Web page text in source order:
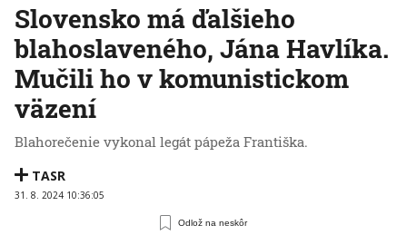
Slovensko má ďalšieho
blahoslaveného, Jána Havlíka.
Mučili ho v komunistickom
väzení
Blahorečenie vykonal legát pápeža Františka.
TASR
31. 8. 2024 10:36:05
Odlož na neskôr